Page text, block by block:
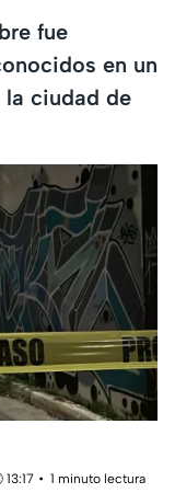
fue
en un
ciudad de
13:17
1 minuto lectura